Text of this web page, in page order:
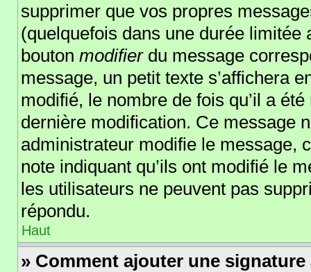
supprimer que vos propres
(quelquefois dans une durée
bouton modifierdu message
message, un petit texte s’affichera
modifié, le nombre de fois qu’il a
dernière modification. Ce message
administrateur modifie le message,
note indiquant qu’ils ont modifié le
les utilisateurs ne peuvent pas
répondu.
Haut
» Comment ajouter une signature